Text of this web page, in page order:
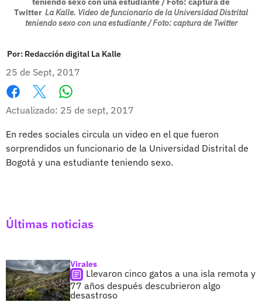
Twitter La Kalle. Video de funcionario de la Universidad Distrital
teniendo sexo con una estudiante / Foto: captura de Twitter
Por: Redacción digital La Kalle
25 de Sept, 2017
Facebook
X
Actualizado: 25 de sept, 2017
En redes sociales circula un video en el que fueron
sorprendidos un funcionario de la Universidad Distrital de
Bogotá y una estudiante teniendo sexo.
Últimas noticias
Virales
Llevaron cinco gatos a una isla remota y
77 años después descubrieron algo
desastroso